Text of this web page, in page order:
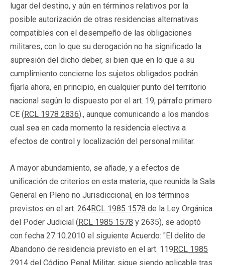
lugar del destino, y aún en términos relativos por la
posible autorización de otras residencias alternativas
compatibles con el desempeño de las obligaciones
militares, con lo que su derogación no ha significado la
supresión del dicho deber, si bien que en lo que a su
cumplimiento concierne los sujetos obligados podrán
fijarla ahora, en principio, en cualquier punto del territorio
nacional según lo dispuesto por el art. 19, párrafo primero
CE (RCL 1978 2836)., aunque comunicando a los mandos
cual sea en cada momento la residencia electiva a
efectos de control y localización del personal militar.
A mayor abundamiento, se añade, y a efectos de
unificación de criterios en esta materia, que reunida la Sala
General en Pleno no Jurisdiccional, en los términos
previstos en el art. 264RCL 1985 1578 de la Ley Orgánica
del Poder Judicial (RCL 1985 1578 y 2635), se adoptó
con fecha 27.10.2010 el siguiente Acuerdo: "El delito de
Abandono de residencia previsto en el art. 119RCL 1985
2914 del Código Penal Militar, sigue siendo aplicable tras